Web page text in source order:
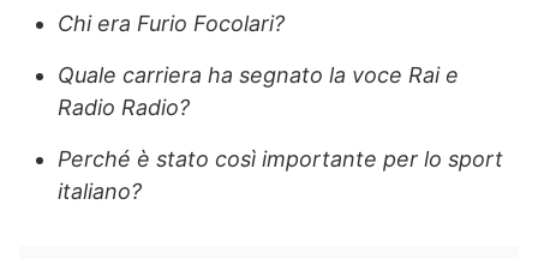
Chi era Furio Focolari?
Quale carriera ha segnato la voce Rai e
Radio Radio?
Perché è stato così importante per lo sport
italiano?